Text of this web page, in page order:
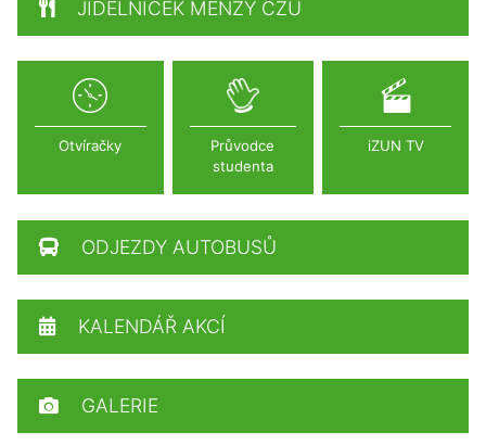
JÍDELNÍČEK MENZY ČZU
Otvíračky
Průvodce
studenta
iZUN TV
ODJEZDY AUTOBUSŮ
KALENDÁŘ AKCÍ
GALERIE